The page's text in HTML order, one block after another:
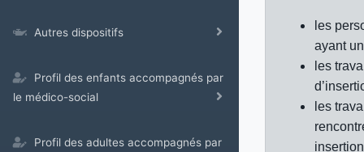
Autres dispositifs
Profil des enfants accompagnés par
le médico-social
Profil des adultes accompagnés par
les
ayant
les
les